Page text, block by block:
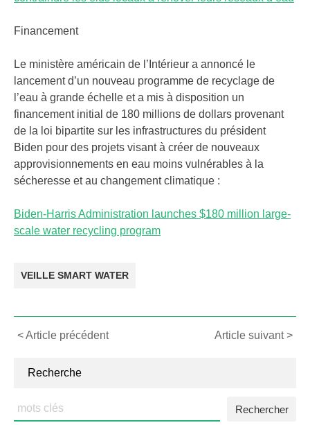
Financement
Le ministère américain de l’Intérieur a annoncé le
lancement d’un nouveau programme de recyclage de
l’eau à grande échelle et a mis à disposition un
financement initial de 180 millions de dollars provenant
de la loi bipartite sur les infrastructures du président
Biden pour des projets visant à créer de nouveaux
approvisionnements en eau moins vulnérables à la
sécheresse et au changement climatique :
Biden-Harris Administration launches $180 million large-
scale water recycling program
VEILLE SMART WATER
Continue
< Article précédent Article suivant >
Recherche
Rechercher
: